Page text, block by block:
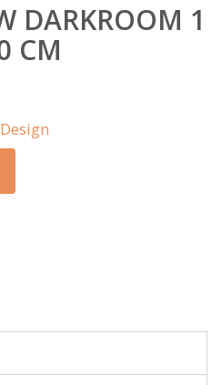
DARKROOM 1
CM